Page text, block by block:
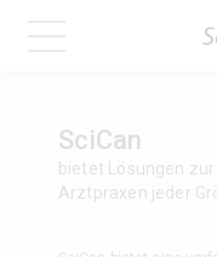
SciCan
bietet Lösungen
Arztpraxen jeder